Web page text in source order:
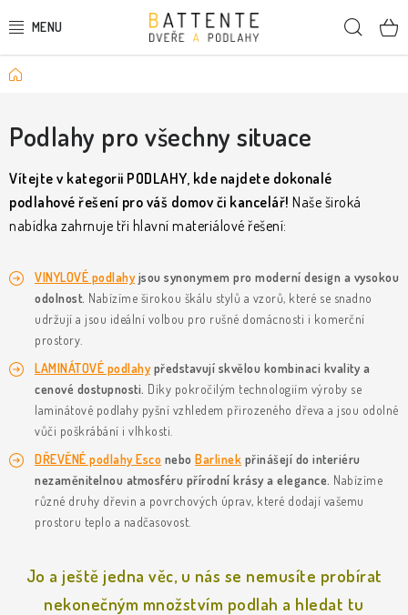
na
DVEŘE
SMRKOVÉ DVEŘE
PODLAHY
LIŠTY A DEKORAČNÍ PRVKY
NÁSTĚNNÉ PANELY
SKRYTÉ ZÁRUBNĚ
STAVEBNÍ POUZDRA
KLIKY & KOVÁNÍ
B2B REALIZACE Kontakty O nás
Proč s námi
Vrácení, výměna zboží
Obchodní podmínky
Reklamační řád
Posuzování Jakosti
GDPR FAQ
Domů
Podlahy pro všechny situace
Vítejte v kategorii PODLAHY, kde najdete dokonalé
podlahové řešení pro váš domov či kancelář! Naše široká
nabídka zahrnuje tři hlavní materiálové řešení:
VINYLOVÉ podlahy jsou synonymem pro moderní design a vysokou
odolnost. Nabízíme širokou škálu stylů a vzorů, které se snadno
udržují a jsou ideální volbou pro rušné domácnosti i komerční
prostory.
LAMINÁTOVÉ podlahy představují skvělou kombinaci kvality a
cenové dostupnosti. Díky pokročilým technologiím výroby se
laminátové podlahy pyšní vzhledem přirozeného dřeva a jsou odolné
vůči poškrábání i vlhkosti.
DŘEVĚNÉ podlahy Esco nebo Barlinek přinášejí do interiéru
nezaměnitelnou atmosféru přírodní krásy a elegance. Nabízíme
různé druhy dřevin a povrchových úprav, které dodají vašemu
prostoru teplo a nadčasovost.
Jo a ještě jedna věc, u nás se nemusíte probírat
nekonečným množstvím podlah a hledat tu